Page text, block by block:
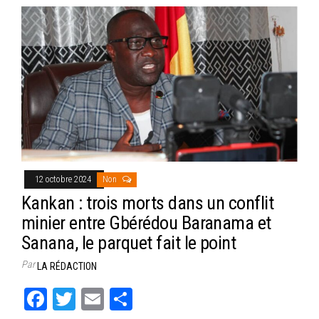
12 octobre 2024 Non
Kankan : trois morts dans un conflit
minier entre Gbérédou Baranama et
Sanana, le parquet fait le point
ParLA RÉDACTION
Fa
T
E